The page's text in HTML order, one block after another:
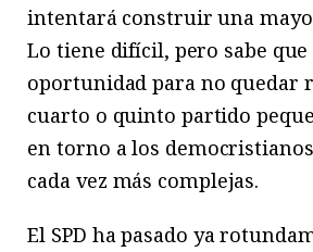
intentará construir una
Lo tiene difícil, pero sabe
oportunidad para no quedar
cuarto o quinto partido
en torno a los
cada vez más complejas.
El SPD ha pasado ya